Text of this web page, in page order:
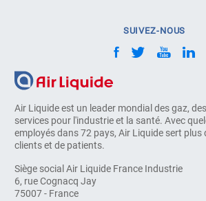
Air Liquide est un leader mondial des gaz,
services pour l'industrie et la santé. Avec
employés dans 72 pays, Air Liquide sert plus
clients et de patients.
Siège social Air Liquide France Industrie
6, rue Cognacq Jay
75007 - France
SUIVEZ-NOUS